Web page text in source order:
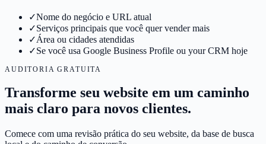
✓Nome do negócio e URL atual
✓Serviços principais que você quer vender mais
✓Área ou cidades atendidas
✓Se você usa Google Business Profile ou your CRM hoje
AUDITORIA GRATUITA
Transforme seu website em um caminho
mais claro para novos clientes.
Comece com uma revisão prática do seu website, da base de busca